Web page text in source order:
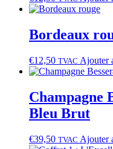
Bordeaux
€12,50 TVAC Ajouter
Champagne
Bleu Brut
€39,50 TVAC Ajouter